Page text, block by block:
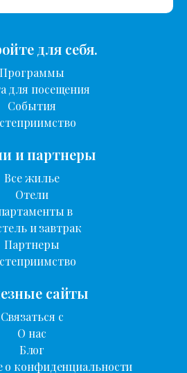
для себя.
Программы
для посещения
События
и партнеры
Все жилье
Отели
в
и завтрак
Партнеры
сайты
Связаться с
О нас
Блог
о конфиденциальности